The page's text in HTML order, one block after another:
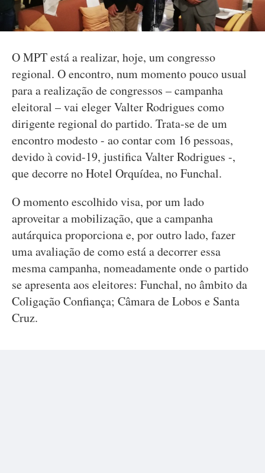
O MPT está a realizar, hoje, um congresso
regional. O encontro, num momento pouco usual
para a realização de congressos – campanha
eleitoral – vai eleger Valter Rodrigues como
dirigente regional do partido. Trata-se de um
encontro modesto - ao contar com 16 pessoas,
devido à covid-19, justifica Valter Rodrigues -,
que decorre no Hotel Orquídea, no Funchal.
O momento escolhido visa, por um lado
aproveitar a mobilização, que a campanha
autárquica proporciona e, por outro lado, fazer
uma avaliação de como está a decorrer essa
mesma campanha, nomeadamente onde o partido
se apresenta aos eleitores: Funchal, no âmbito da
Coligação Confiança; Câmara de Lobos e Santa
Cruz.